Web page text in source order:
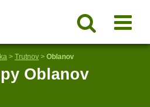
> Trutnov > Oblanov
Oblanov